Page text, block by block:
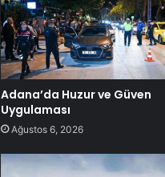
Adana’da Huzur ve Güven
Uygulaması
Ağustos 6, 2026